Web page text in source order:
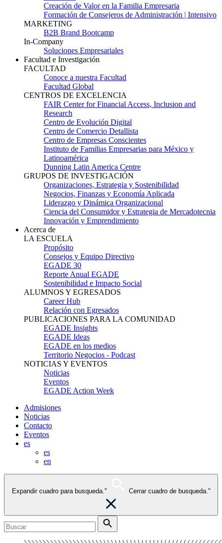
Creación de Valor en la Familia Empresaria
Formación de Consejeros de Administración | Intensivo
MARKETING
B2B Brand Bootcamp
In-Company
Soluciones Empresariales
Facultad e Investigación
FACULTAD
Conoce a nuestra Facultad
Facultad Global
CENTROS DE EXCELENCIA
FAIR Center for Financial Access, Inclusion and
Research
Centro de Evolución Digital
Centro de Comercio Detallista
Centro de Empresas Conscientes
Instituto de Familias Empresarias para México y
Latinoamérica
Dunning Latin America Centre
GRUPOS DE INVESTIGACIÓN
Organizaciones, Estrategia y Sostenibilidad
Negocios, Finanzas y Economía Aplicada
Liderazgo y Dinámica Organizacional
Ciencia del Consumidor y Estrategia de Mercadotecnia
Innovación y Emprendimiento
Acerca de
LA ESCUELA
Propósito
Consejos y Equipo Directivo
EGADE 30
Reporte Anual EGADE
Sostenibilidad e Impacto Social
ALUMNOS Y EGRESADOS
Career Hub
Relación con Egresados
PUBLICACIONES PARA LA COMUNIDAD
EGADE Insights
EGADE Ideas
EGADE en los medios
Territorio Negocios - Podcast
NOTICIAS Y EVENTOS
Noticias
Eventos
EGADE Action Week
Admisiones
Noticias
Contacto
Eventos
es
es
en
Expandir cuadro para busqueda." Cerrar cuadro de busqueda."